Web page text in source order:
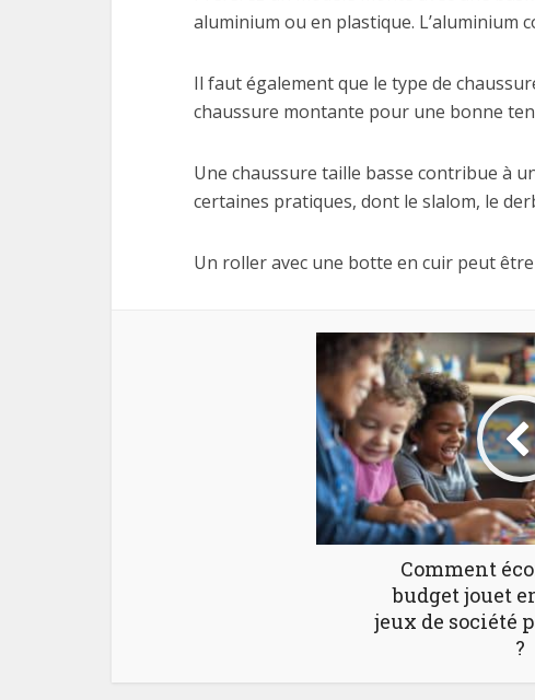
aluminium ou en plastique. L’aluminium
Il faut également que le type de
chaussure montante pour une bonne
Une chaussure taille basse contribue à
certaines pratiques, dont le slalom, le
Un roller avec une botte en cuir peut
Comment
budget jouet
jeux de société
?